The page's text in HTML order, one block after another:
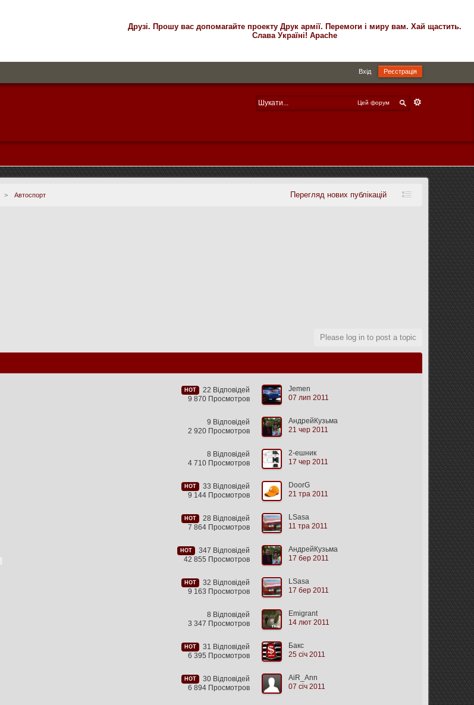
Друзі. Прошу вас допомагайте проекту Друк армії. Перемоги і миру вам. Хай щастить.
Слава Україні! Apache
Вхід Реєстрація
Цей форум
> Автоспорт Перегляд нових публікацій
Please log in to post a topic
HOT
22 Відповідей
9 870 Просмотров
Jemen
07 лип 2011
9 Відповідей
2 920 Просмотров
АндрейКузьма
21 чер 2011
8 Відповідей
4 710 Просмотров
2-ешник
17 чер 2011
HOT
33 Відповідей
9 144 Просмотров
DoorG
21 тра 2011
HOT
28 Відповідей
7 864 Просмотров
LSasa
11 тра 2011
HOT
347 Відповідей
42 855 Просмотров
АндрейКузьма
17 бер 2011
HOT
32 Відповідей
9 163 Просмотров
LSasa
17 бер 2011
8 Відповідей
3 347 Просмотров
Emigrant
14 лют 2011
HOT
31 Відповідей
6 395 Просмотров
Бакс
25 січ 2011
HOT
30 Відповідей
6 894 Просмотров
AiR_Ann
07 січ 2011